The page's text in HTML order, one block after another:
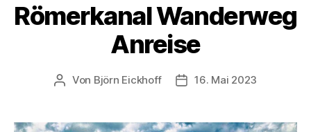
Römerkanal Wanderweg
Anreise
Beitragsautor
Von Björn Eickhoff Veröffentlichungsdatum
16. Mai 2023